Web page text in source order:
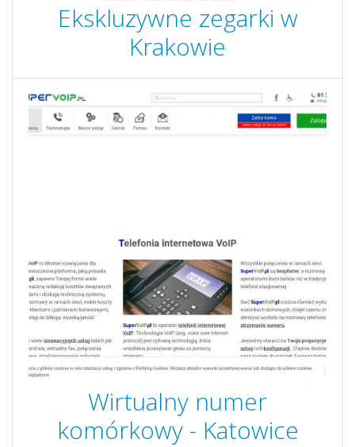
Ekskluzywne zegarki w
Krakowie
Wirtualny numer
komórkowy - Katowice